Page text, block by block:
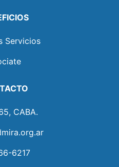
Servicios
CABA.
6217